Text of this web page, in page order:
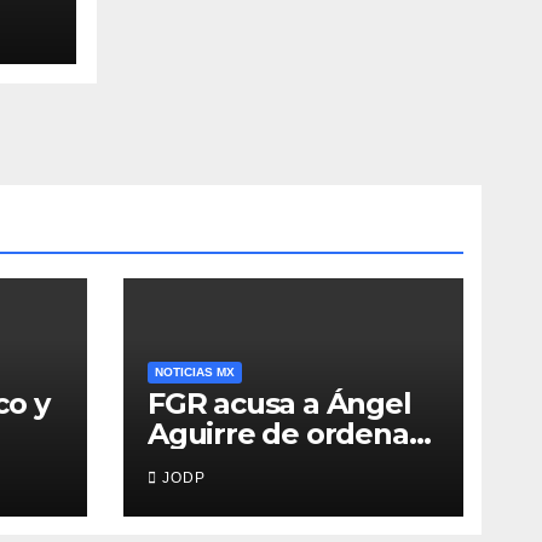
y
NOTICIAS MX
FGR acusa a Ángel
Aguirre de ordenar
destruir videos
clave del caso
Ayotzinapa
JODP